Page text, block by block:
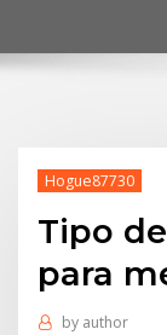
Hogue87730
Tipo
para
by author